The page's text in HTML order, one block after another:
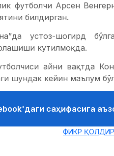
футболчи Арсен
билдирган.
устоз-шогирд
кутилмоқда.
айни вақтда
шундак кейин маълум
саҳифасига
ФИКР